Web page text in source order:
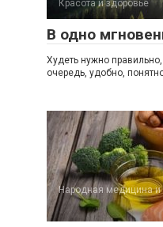
Красота и здоровье
В одно
Худеть нужно
очередь, удобно,
Народная медицина